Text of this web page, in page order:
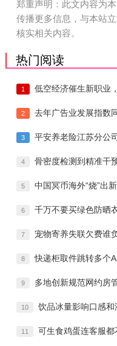
郑重声明：此文内容为
传播更多信息，与本站
核实相关内容。
热门阅读
1 低空经济催生新职业
2 去年广告业发展指数
3 平安养老险江苏分公
4 骨密度检测到精准干
5 中国冥币海外“烧”出
6 千万不要买绿色防晒
7 宠物寄养失联欠费谁
8 快递柜取件跳转多个
9 多地创新规范网约房
10 饮品冰量影响口感
11 可生食鸡蛋连客服